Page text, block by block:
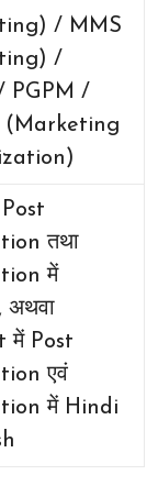
/ MMS
/
PGPM /
(Marketing
तथा
में
अथवा
में Post
एवं
में Hindi